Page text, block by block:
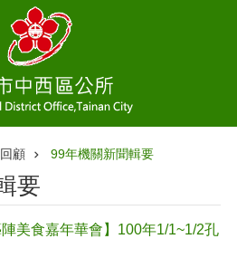
顧 99年機關新聞輯要
要
美食嘉年華會】100年1/1~1/2孔